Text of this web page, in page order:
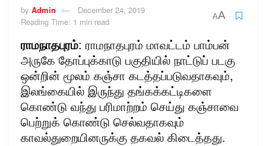
by Admin
December 24, 2019
Reading Time: 1 min read
AA
ராமநாதபுரம்: ராமநாதபுரம் மாவட்டம் பாம்பன்
அருகே தோப்புக்காடு பகுதியில் நாட்டுப் படகு
ஒன்றின் மூலம் கஞ்சா கடத்தப்படுவதாகவும்,
இலங்கையில் இருந்து தங்கக்கட்டிகளை
கொண்டு வந்து பரிமாற்றம் செய்து கஞ்சாவை
பெற்றுக் கொண்டு செல்வதாகவும்
காவல்துறையினருக்கு தகவல் கிடைத்தது.